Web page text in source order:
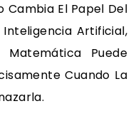
Cambia El Papel Del
Inteligencia Artificial,
Puede
Cuando La